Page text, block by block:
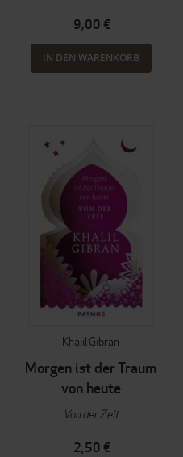
9,00 €
IN DEN WARENKORB
Khalil Gibran
Morgen ist der Traum
von heute
Von der Zeit
2,50 €